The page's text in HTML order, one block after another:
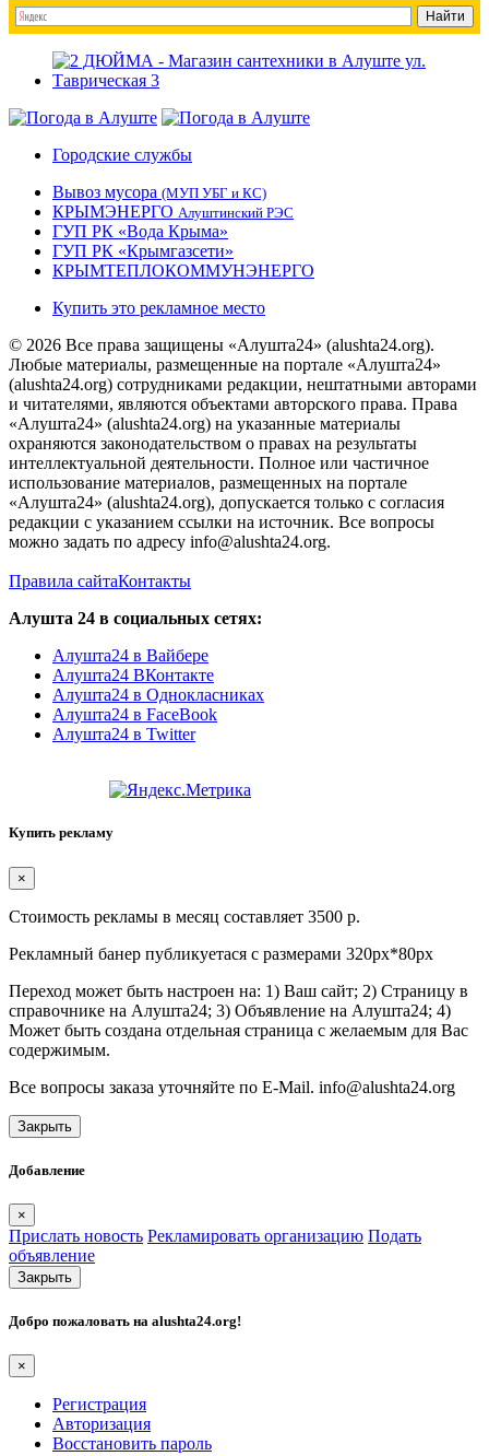
Городские службы
Вывоз мусора (МУП УБГ и КС)
КРЫМЭНЕРГО Алуштинский РЭС
ГУП РК «Вода Крыма»
ГУП РК «Крымгазсети»
КРЫМТЕПЛОКОММУНЭНЕРГО
Купить это рекламное место
© 2026 Все права защищены «Алушта24» (alushta24.org).
Любые материалы, размещенные на портале «Алушта24»
(alushta24.org) сотрудниками редакции, нештатными авторами
и читателями, являются объектами авторского права. Права
«Алушта24» (alushta24.org) на указанные материалы
охраняются законодательством о правах на результаты
интеллектуальной деятельности. Полное или частичное
использование материалов, размещенных на портале
«Алушта24» (alushta24.org), допускается только с согласия
редакции с указанием ссылки на источник. Все вопросы
можно задать по адресу info@alushta24.org.
Правила сайтаКонтакты
Алушта 24 в социальных сетях:
Алушта24 в Вайбере
Алушта24 ВКонтакте
Алушта24 в Однокласниках
Алушта24 в FaceBook
Алушта24 в Twitter
Купить рекламу
×
Стоимость рекламы в месяц составляет 3500 р.
Рекламный банер публикуетася с размерами 320px*80px
Переход может быть настроен на: 1) Ваш сайт; 2) Страницу в
справочнике на Алушта24; 3) Объявление на Алушта24; 4)
Может быть создана отдельная страница с желаемым для Вас
содержимым.
Все вопросы заказа уточняйте по E-Mail. info@alushta24.org
Закрыть
Добавление
×
Прислать новость Рекламировать организацию Подать
объявление
Закрыть
Добро пожаловать на alushta24.org!
×
Регистрация
Авторизация
Восстановить пароль